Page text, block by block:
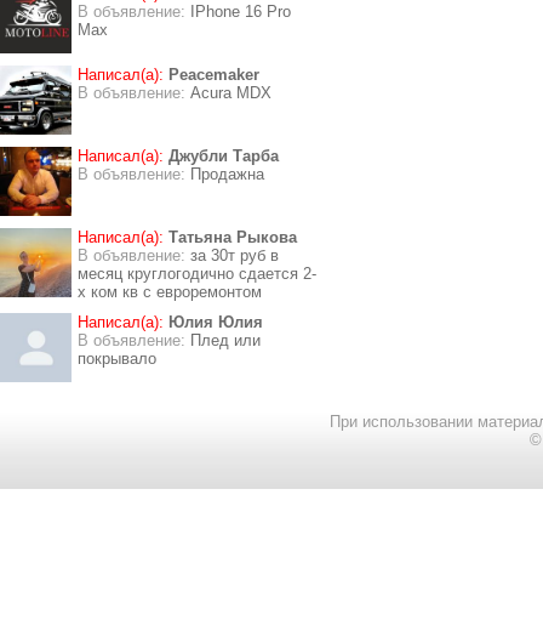
В объявление:
IPhone 16 Pro
Max
Написал(а): Peacemaker
В объявление: Acura MDX
Написал(а): Джубли Тарба
В объявление: Продажна
Написал(а): Татьяна Рыкова
В объявление: за 30т руб в
месяц круглогодично сдается 2-
х ком кв с евроремонтом
Написал(а): Юлия Юлия
В объявление: Плед или
покрывало
При использовании